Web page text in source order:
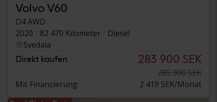
Volvo V60
D4 AWD
2020
82 470 Kilometer
Diesel
Svedala
Direkt kaufen 283 900 SEK
285 900 SEK
Mit Finanzierung
2 419 SEK/Monat